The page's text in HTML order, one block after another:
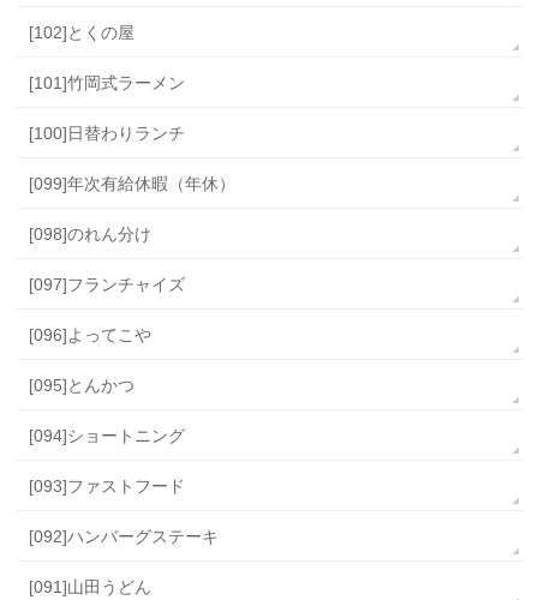
[102]とくの屋
[101]竹岡式ラーメン
[100]日替わりランチ
[099]年次有給休暇（年休）
[098]のれん分け
[097]フランチャイズ
[096]よってこや
[095]とんかつ
[094]ショートニング
[093]ファストフード
[092]ハンバーグステーキ
[091]山田うどん